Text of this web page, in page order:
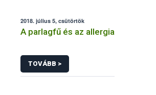
2018. július 5, csütörtök
A parlagfű és az allergia
TOVÁBB >